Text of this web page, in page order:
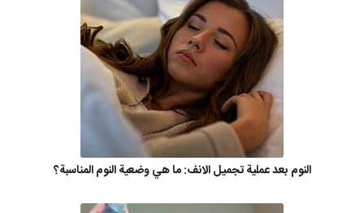
النوم بعد عملية تجميل الانف: ما هي وضعية النوم المناسبة؟